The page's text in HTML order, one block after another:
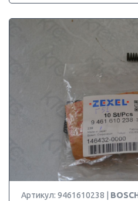
Артикул: 9461610238 |